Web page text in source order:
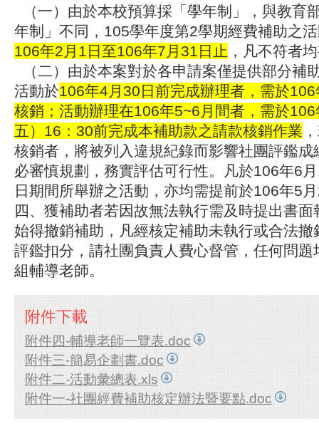
（一）由於本校預算採「學年制」，與教育
年制」不同，105學年度第2學期經費補助之
106年2 月1 日至106年7 月31 日止 ，凡不符者
（二）由於本案對於各申請案僅提供部分補
活動於106年4 月30 日 前完成辦理者，需於106
核銷；活動辦理在106年5~6 月間者，需於106
五）16 ：30前完成本補助款之請款核銷作業
核銷者，將被列入違規紀錄而影響社團評鑑成
必審慎規劃，務實評估可行性。凡於106年6
日 期間所舉辦之活動，亦均需提前於106年5
四、獲補助者若因故無法執行需及時提出書
始得撤銷補助，凡經核定補助未執行或合法撤
評鑑扣分，請社團負責人費心督管，任何問題
組輔導老師。
附件下載
附件四-輔導老師一覽表.doc
附件三-簡易企劃書.doc
附件二-活動彙總表.xls
附件一-社團經費補助核定辦法暨要點.doc